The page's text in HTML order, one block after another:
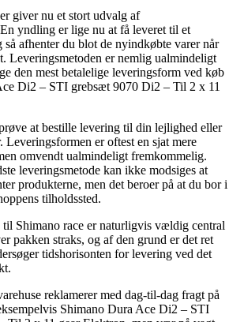
giver nu et stort udvalg af
yndling er lige nu at få leveret til et
så afhenter du blot de nyindkøbte varer når
Leveringsmetoden er nemlig ualmindeligt
den mest betalelige leveringsform ved køb
Di2 – STI grebsæt 9070 Di2 – Til 2 x 11
at bestille levering til din lejlighed eller
Leveringsformen er oftest en sjat mere
omvendt ualmindeligt fremkommelig.
leveringsmetode kan ikke modsiges at
produkterne, men det beroer på at du bor i
tilholdssted.
til Shimano race er naturligvis vældig central
pakken straks, og af den grund er det ret
tidshorisonten for levering ved det
reklamerer med dag-til-dag fragt på
Shimano Dura Ace Di2 – STI